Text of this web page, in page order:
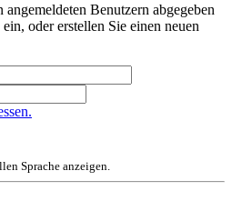
Benutzern abgegeben
oder erstellen Sie einen neuen
Sprache anzeigen.